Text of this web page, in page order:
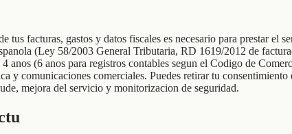
tus facturas, gastos y datos fiscales es necesario para prestar el
(Ley 58/2003 General Tributaria, RD 1619/2012 de
anos (6 anos para registros contables segun el Codigo de
y comunicaciones comerciales. Puedes retirar tu
mejora del servicio y monitorizacion de seguridad.